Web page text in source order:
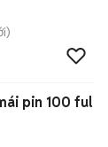
pin 100 ful